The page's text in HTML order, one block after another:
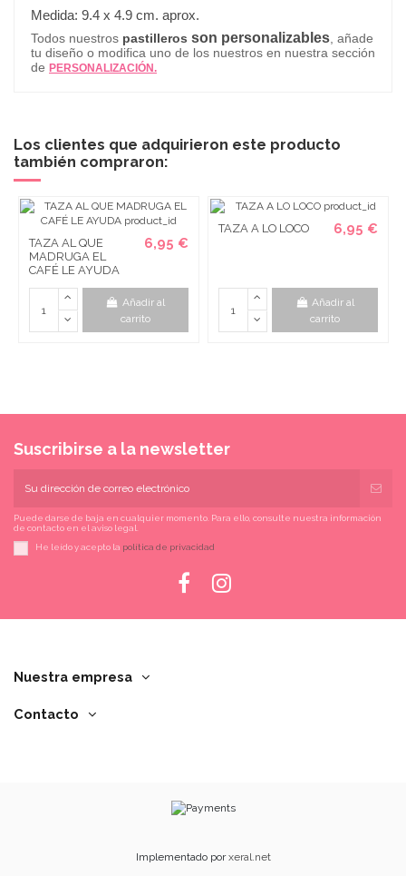
Medida: 9.4 x 4.9 cm. aprox.
Todos nuestros pastilleros son personalizables, añade
tu diseño o modifica uno de los nuestros en nuestra sección
de PERSONALIZACIÓN.
Los clientes que adquirieron este producto
también compraron:
TAZA AL QUE
MADRUGA EL
CAFÉ LE AYUDA
6,95 €
Añadir al
carrito
TAZA A LO LOCO 6,95 €
Añadir al
carrito
Suscribirse a la newsletter
Puede darse de baja en cualquier momento. Para ello, consulte nuestra información
de contacto en el aviso legal.
He leído y acepto la política de privacidad
Nuestra empresa
Contacto
Implementado porxeral.net